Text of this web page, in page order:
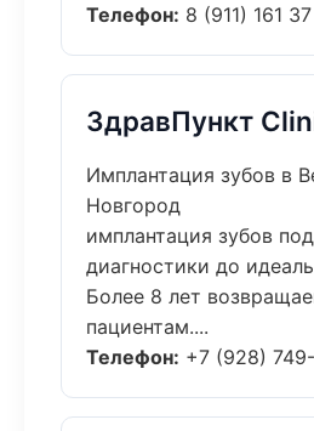
Телефон: 8 (911) 161
ЗдравПункт
Имплантация зубов в
Новгород
имплантация зубов
диагностики до
Более 8 лет
пациентам....
Телефон: +7 (928)